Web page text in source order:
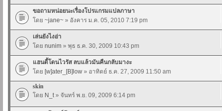
ขอถามหน่อยนะเรื่องโปรแกรมแปลภาษา
โดย ~jane~ » อังคาร ม.ค. 05, 2010 7:19 pm
เล่นยังไงอ่า
โดย nunim » พุธ ธ.ค. 30, 2009 10:43 pm
แฮนดี้โดนไวรัส ลบแล้วมันคืนกลับมางะ
โดย [w]ater_[B]low » อาทิตย์ ธ.ค. 27, 2009 11:50 am
skin
โดย N_t» จันทร์ พ.ย. 09, 2009 6:14 pm